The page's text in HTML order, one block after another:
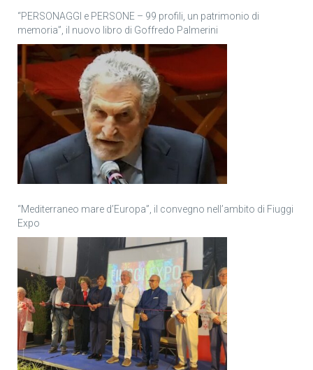
“PERSONAGGI e PERSONE – 99 profili, un patrimonio di
memoria”, il nuovo libro di Goffredo Palmerini
“Mediterraneo mare d’Europa”, il convegno nell’ambito di Fiuggi
Expo